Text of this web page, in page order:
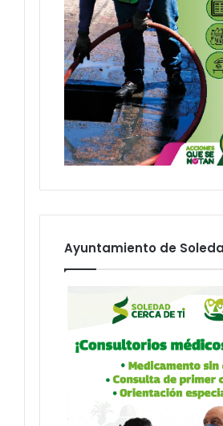
Ayuntamiento de